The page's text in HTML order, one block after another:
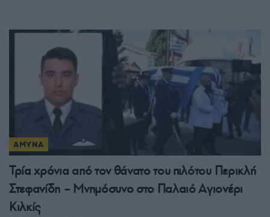
ΑΜΥΝΑ
Τρία χρόνια από τον θάνατο του πιλότου Περικλή
Στεφανίδη – Μνημόσυνο στο Παλαιό Αγιονέρι
Κιλκίς